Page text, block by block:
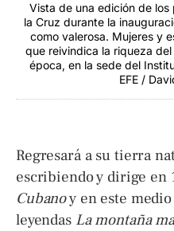
Vista de una edición de los
la Cruz durante la
como valerosa. Mujeres y
que reivindica la riqueza
época, en la sede del
EFE /
Regresará a su tierra
escribiendo y dirige en
Cubanoy en este
leyendas La montaña